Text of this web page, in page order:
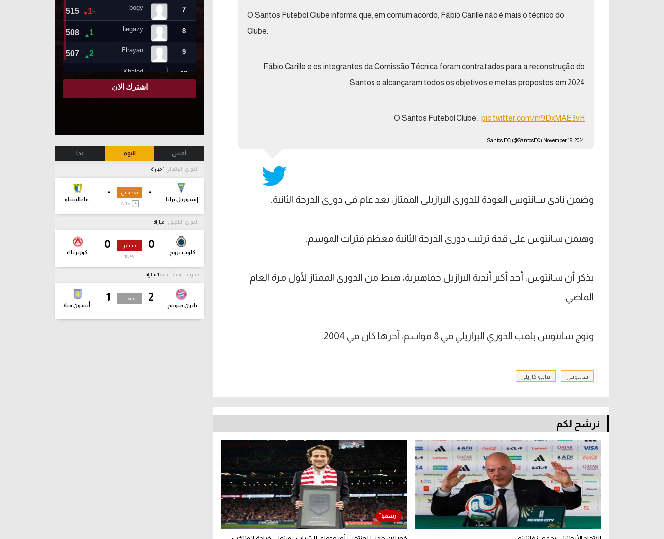
O Santos Futebol Clube informa que, em comum acordo, Fábio Carille não é mais o técnico do
Clube.
Fábio Carille e os integrantes da Comissão Técnica foram contratados para a reconstrução do
Santos e alcançaram todos os objetivos e metas propostos em 2024.
O Santos Futebol Clube… pic.twitter.com/m9DxMAE3vH
— Santos FC (@SantosFC)
November 18, 2024
وضمن نادي سانتوس العودة للدوري البرازيلي الممتاز، بعد عام في دوري الدرجة الثانية.
وهيمن سانتوس على قمة ترتيب دوري الدرجة الثانية معظم فترات الموسم.
يذكر أن سانتوس، أحد أكبر أندية البرازيل جماهيرية، هبط من الدوري الممتاز لأول مرة العام
الماضي.
وتوج سانتوس بلقب الدوري البرازيلي في 8 مواسم، آخرها كان في 2004.
سانتوس فابيو كاريلي
نرشح لكم
أمس اليوم غدا
الدوري البرتغالي
-
إشتوريل برايا
-
فاماليساو
بعد قليل
22:15
الدوري البلجيكي
0
كلوب بروج
0
كورتريك
مباشر
19:00
مباريات ودية - أندية
2
بايرن ميونيخ
1
أستون فيلا
انتهت